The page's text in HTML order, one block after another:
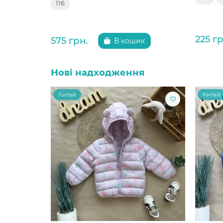
116
575 грн. В кошик 225
Нові надходження
Китай Китай